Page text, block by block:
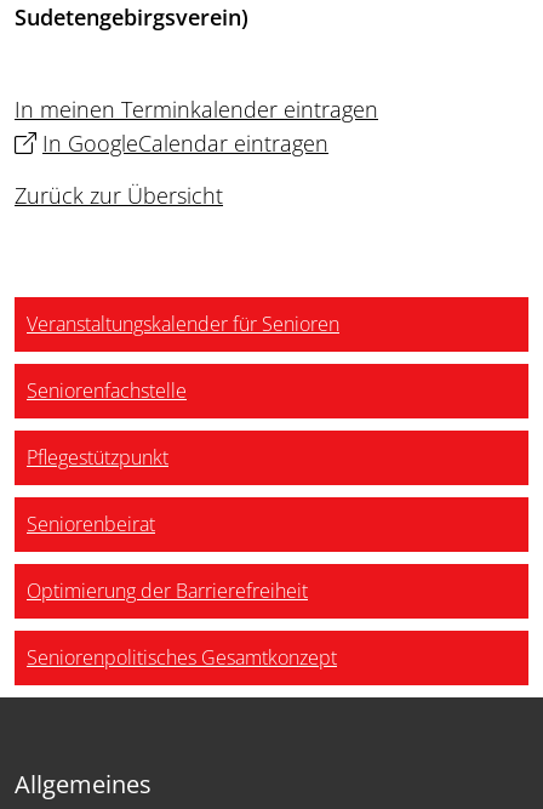
Sudetengebirgsverein)
In meinen Terminkalender eintragen
In GoogleCalendar eintragen
Zurück zur Übersicht
Veranstaltungskalender für Senioren
Seniorenfachstelle
Pflegestützpunkt
Seniorenbeirat
Optimierung der Barrierefreiheit
Seniorenpolitisches Gesamtkonzept
Allgemeines